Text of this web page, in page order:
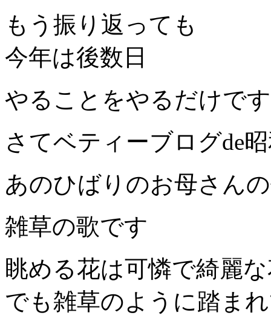
もう振り返っても
今年は後数日
やることをやるだけです
さてベティーブログde
あのひばりのお母さん
雑草の歌です
眺める花は可憐で綺麗
でも雑草のように踏ま